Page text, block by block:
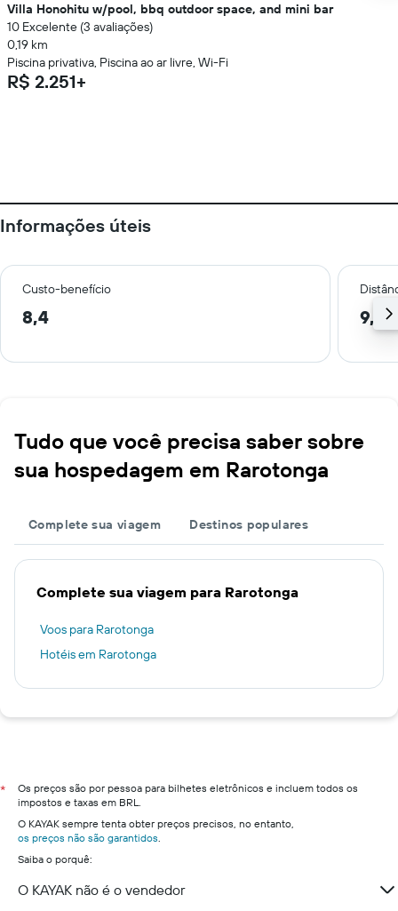
Villa Honohitu w/pool, bbq outdoor space, and mini bar
10 Excelente (3 avaliações)
0,19 km
Piscina privativa, Piscina ao ar livre, Wi-Fi
R$ 2.251+
Informações úteis
Custo-benefício
8,4 9,1
Tudo que você precisa saber sobre
sua hospedagem em Rarotonga
Complete sua viagem Destinos populares
Complete sua viagem para Rarotonga
Voos para Rarotonga
Hotéis em Rarotonga
*
Os preços são por pessoa para bilhetes eletrônicos e incluem todos os
impostos e taxas em BRL.
O KAYAK sempre tenta obter preços precisos, no entanto,
os preços não são garantidos.
Saiba o porquê:
O KAYAK não é o vendedor